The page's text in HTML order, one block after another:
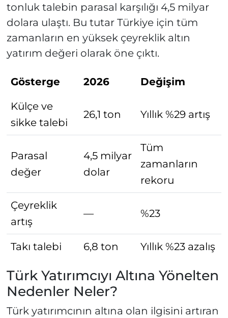
tonluk talebin parasal karşılığı 4,5 milyar
dolara ulaştı. Bu tutar Türkiye için tüm
zamanların en yüksek çeyreklik altın
yatırım değeri olarak öne çıktı.
Gösterge 2026
Değişim
Külçe ve
sikke talebi
26,1 ton Yıllık %29 artış
Parasal
değer
4,5 milyar
dolar
Tüm
zamanların
rekoru
Çeyreklik
artış
— %23
Takı talebi 6,8 ton Yıllık %23 azalış
Türk Yatırımcıyı Altına Yönelten
Nedenler Neler?
Türk yatırımcının altına olan ilgisini artıran